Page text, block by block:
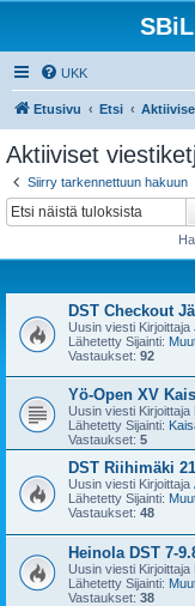
UKK
Etusivu Etsi
Aktiiviset
Siirry tarkennettuun hakuun
DST Checkout
Uusin viesti Kirjoittaja
Lähetetty Sijainti:
Vastaukset: 92
Yö-Open XV
Uusin viesti Kirjoittaja
Lähetetty Sijainti:
Vastaukset: 5
DST Riihimäki
Uusin viesti Kirjoittaja
Lähetetty Sijainti:
Vastaukset: 48
Heinola DST 7-
Uusin viesti Kirjoittaja
Lähetetty Sijainti:
Vastaukset: 38